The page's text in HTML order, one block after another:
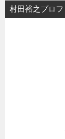
ー
村田裕之プロ